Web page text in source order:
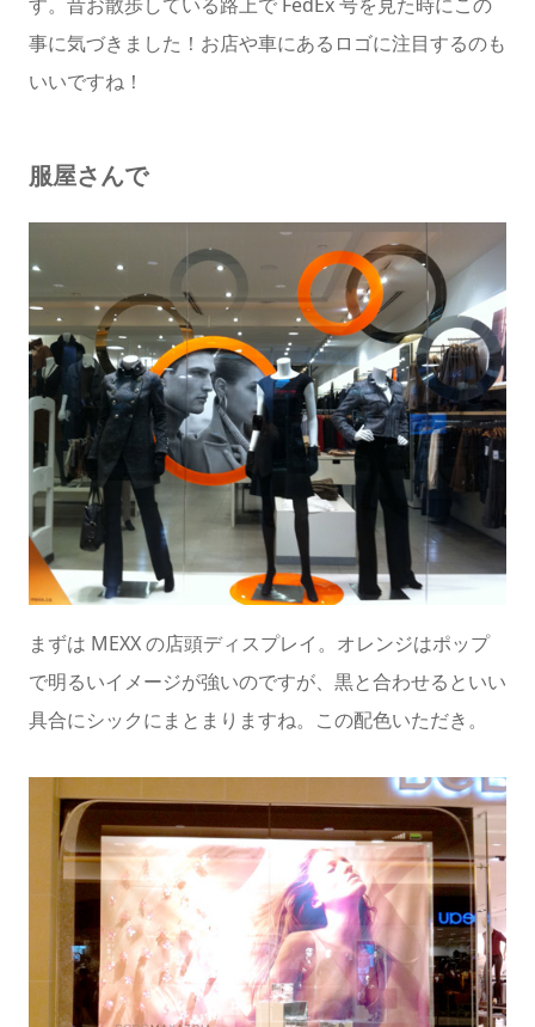
事に気づきました！お店や車にあるロゴに注目するのも
いいですね！
服屋さんで
まずは MEXX の店頭ディスプレイ。オレンジはポップ
で明るいイメージが強いのですが、黒と合わせるといい
具合にシックにまとまりますね。この配色いただき。